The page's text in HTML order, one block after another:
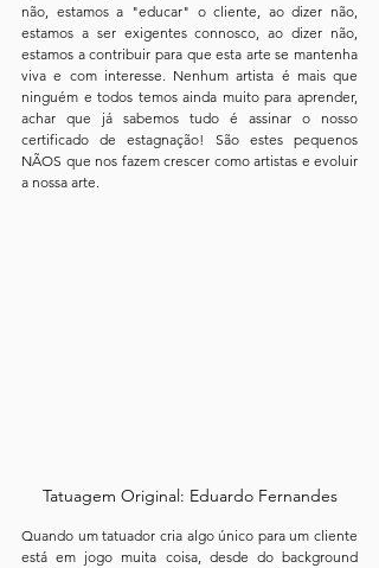
não, estamos a "educar" o cliente, ao dizer não,
estamos a ser exigentes connosco, ao dizer não,
estamos a contribuir para que esta arte se mantenha
viva e com interesse. Nenhum artista é mais que
ninguém e todos temos ainda muito para aprender,
achar que já sabemos tudo é assinar o nosso
certificado de estagnação! São estes pequenos
NÃOS que nos fazem crescer como artistas e evoluir
a nossa arte.
Tatuagem Original: Eduardo Fernandes
Quando um tatuador cria algo único para um cliente
está em jogo muita coisa, desde do background